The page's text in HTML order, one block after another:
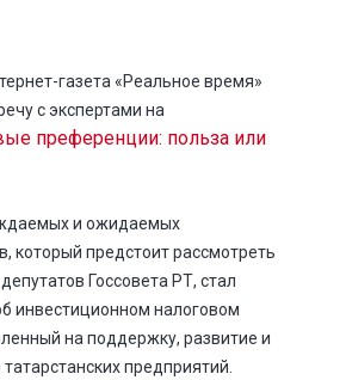
газета «Реальное время»
с экспертами на
преференции: польза или
и ожидаемых
который предстоит рассмотреть
Госсовета РТ, стал
инвестиционном налоговом
на поддержку, развитие и
предприятий.